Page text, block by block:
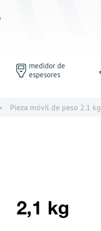
medidor de
espesores
Pieza móvil de peso 2.1 kg